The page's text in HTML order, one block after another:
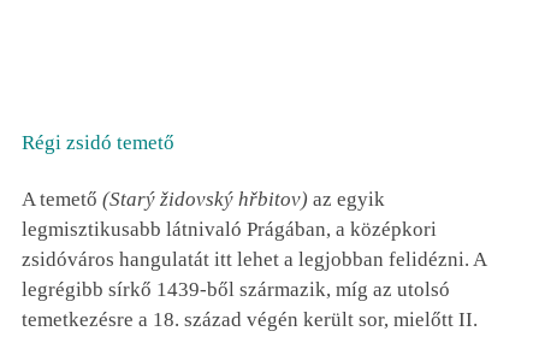
Régi zsidó temető
A temető (Starý židovský hřbitov) az egyik
legmisztikusabb látnivaló Prágában, a középkori
zsidóváros hangulatát itt lehet a legjobban felidézni. A
legrégibb sírkő 1439-ből származik, míg az utolsó
temetkezésre a 18. század végén került sor, mielőtt II.